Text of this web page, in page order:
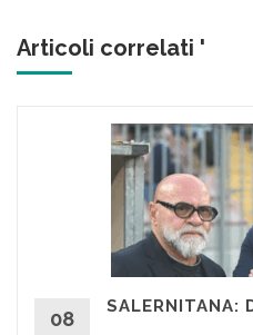
Articoli correlati '
08
SALERNITANA: